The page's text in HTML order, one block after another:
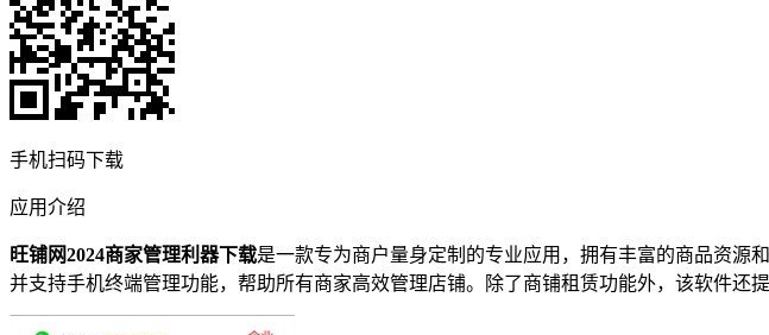
手机扫码下载
应用介绍
旺铺网2024商家管理利器下载是一款专为商户量身定制的专业应用，拥有丰富的商品资源
并支持手机终端管理功能，帮助所有商家高效管理店铺。除了商铺租赁功能外，该软件还